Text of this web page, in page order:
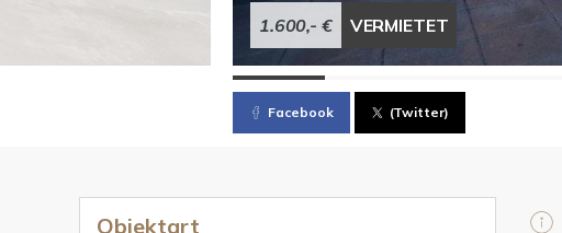
1.600,- € VERMIETET
Facebook (Twitter)
Objektart